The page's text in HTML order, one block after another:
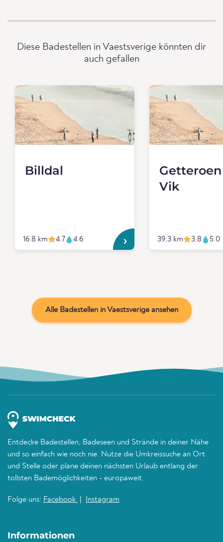
Diese Badestellen in Vaestsverige könnten dir
auch gefallen
Billdal
16.8 km 4.7 4.6
Vik
39.3 km 3.8 5.0
Alle Badestellen in Vaestsverige ansehen
Entdecke Badestellen, Badeseen und Strände in deiner Nähe
und so einfach wie noch nie. Nutze die Umkreissuche an Ort
und Stelle oder plane deinen nächsten Urlaub entlang der
tollsten Bademöglichkeiten - europaweit.
Folge uns: Facebook Instagram
Informationen